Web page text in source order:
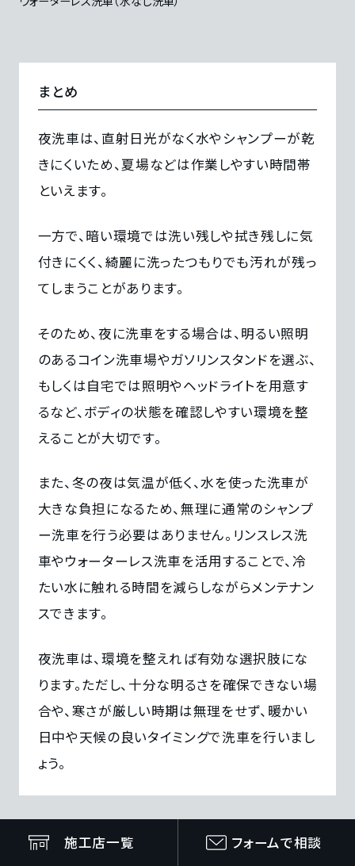
まとめ
夜洗車は、直射日光がなく水やシャンプーが乾
きにくいため、夏場などは作業しやすい時間帯
といえます。
一方で、暗い環境では洗い残しや拭き残しに気
付きにくく、綺麗に洗ったつもりでも汚れが残っ
てしまうことがあります。
そのため、夜に洗車をする場合は、明るい照明
のあるコイン洗車場やガソリンスタンドを選ぶ、
もしくは自宅では照明やヘッドライトを用意す
るなど、ボディの状態を確認しやすい環境を整
えることが大切です。
また、冬の夜は気温が低く、水を使った洗車が
大きな負担になるため、無理に通常のシャンプ
ー洗車を行う必要はありません。リンスレス洗
車やウォーターレス洗車を活用することで、冷
たい水に触れる時間を減らしながらメンテナン
スできます。
夜洗車は、環境を整えれば有効な選択肢にな
ります。ただし、十分な明るさを確保できない場
合や、寒さが厳しい時期は無理をせず、暖かい
日中や天候の良いタイミングで洗車を行いまし
ょう。
施工店一覧 フォームで相談